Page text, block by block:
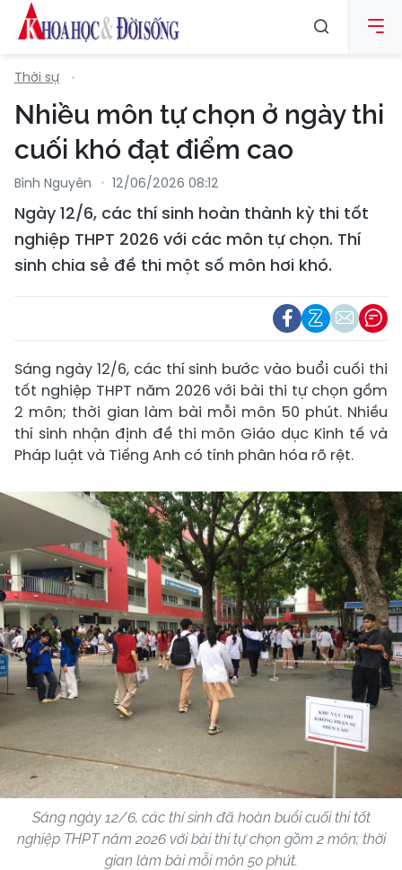
Thời sự
Nhiều môn tự chọn ở ngày thi
cuối khó đạt điểm cao
Bình Nguyên 12/06/2026 08:12
Ngày 12/6, các thí sinh hoàn thành kỳ thi tốt
nghiệp THPT 2026 với các môn tự chọn. Thí
sinh chia sẻ đề thi một số môn hơi khó.
Sáng ngày 12/6, các thí sinh bước vào buổi cuối thi
tốt nghiệp THPT năm 2026 với bài thi tự chọn gồm
2 môn; thời gian làm bài mỗi môn 50 phút. Nhiều
thí sinh nhận định đề thi môn Giáo dục Kinh tế và
Pháp luật và Tiếng Anh có tính phân hóa rõ rệt.
Sáng ngày 12/6, các thí sinh đã hoàn buổi cuối thi tốt
nghiệp THPT năm 2026 với bài thi tự chọn gồm 2 môn; thời
gian làm bài mỗi môn 50 phút.